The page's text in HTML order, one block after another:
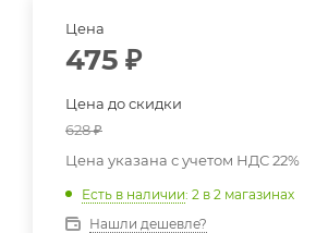
Цена
475 ₽
Цена до скидки
628₽
Цена указана с учетом НДС 22%
Есть в наличии: 2 в 2 магазинах
Нашли дешевле?